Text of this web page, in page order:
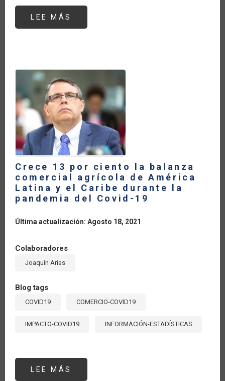
LEE MÁS
EL
DEL
PACÍFICO
DESDE
AMÉRICA
LATINA
Y
EL
CARIBE
DURANTE
LA
PANDEMIA
DEL
COVID-
19
Crece 13 por ciento la balanza
comercial agrícola de América
Latina y el Caribe durante la
pandemia del Covid-19
Última actualización: Agosto 18, 2021
Colaboradores
Joaquín Arias
Blog tags
COVID19 COMERCIO-COVID19
IMPACTO-COVID19 INFORMACIÓN-ESTADÍSTICAS
LEE MÁS